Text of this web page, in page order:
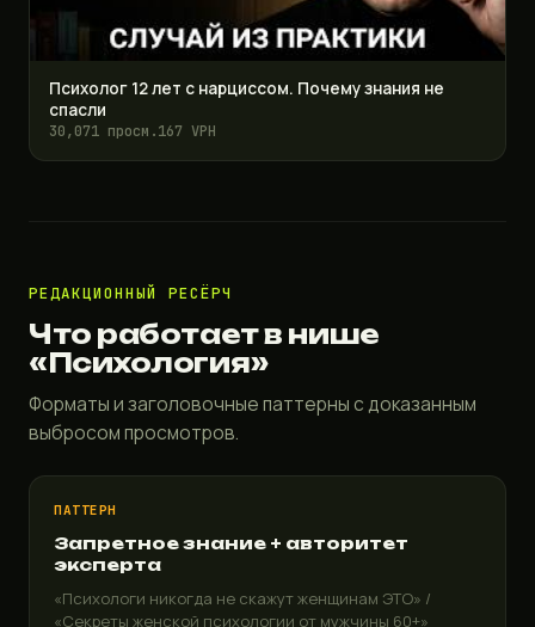
Психолог 12 лет с нарциссом. Почему знания не
спасли
30,071 просм.167 VPH
РЕДАКЦИОННЫЙ РЕСЁРЧ
Что работает в нише
«Психология»
Форматы и заголовочные паттерны с доказанным
выбросом просмотров.
ПАТТЕРН
Запретное знание + авторитет
эксперта
«Психологи никогда не скажут женщинам ЭТО» /
«Секреты женской психологии от мужчины 60+»